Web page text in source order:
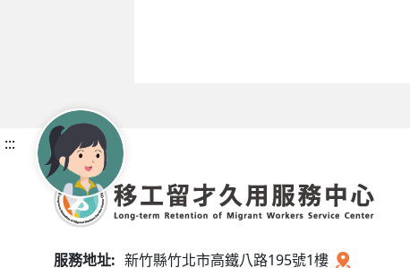
:::
服務地址: 新竹縣竹北市高鐵八路195號1樓